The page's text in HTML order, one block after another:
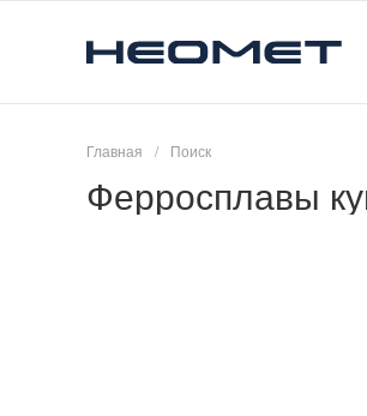
Главная / Поиск
Ферросплавы